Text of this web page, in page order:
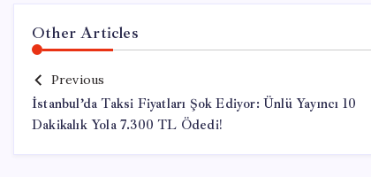
Other Articles
Previous
İstanbul’da Taksi Fiyatları Şok Ediyor: Ünlü Yayıncı 10
Dakikalık Yola 7.300 TL Ödedi!